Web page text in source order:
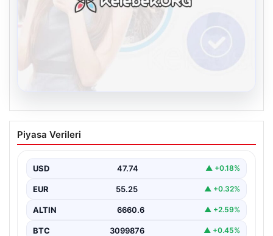
Kelebek chat adresi İle Dijital İletişimin
Seviyeli Adresi Ve Muhabbet Deneyimi
kurması ciddi bir hassasiyet barındırmaktadır. Halen
çeşitli…
Piyasa Verileri
USD 47.74 ▲ +0.18%
EUR 55.25 ▲ +0.32%
ALTIN 6660.6 ▲ +2.59%
BTC 3099876 ▲ +0.45%